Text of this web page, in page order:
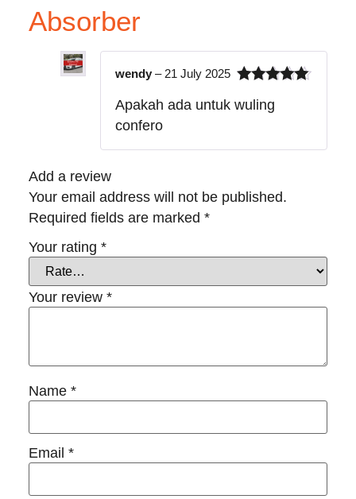
Absorber
of 5
wendy – 21 July 2025
Apakah ada untuk wuling
confero
Add a review
Your email address will not be published.
Required fields are marked *
Your rating *
Your review *
Name *
Email *